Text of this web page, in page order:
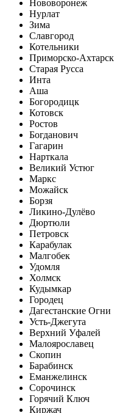
Нововоронеж
Нурлат
Зима
Славгород
Котельники
Приморско-Ахтарск
Старая Русса
Инта
Аша
Богородицк
Котовск
Ростов
Богданович
Гагарин
Нарткала
Великий Устюг
Маркс
Можайск
Борзя
Ликино-Дулёво
Дюртюли
Петровск
Карабулак
Малгобек
Удомля
Холмск
Кудымкар
Городец
Дагестанские Огни
Усть-Джегута
Верхний Уфалей
Малоярославец
Скопин
Барабинск
Еманжелинск
Сорочинск
Горячий Ключ
Киржач